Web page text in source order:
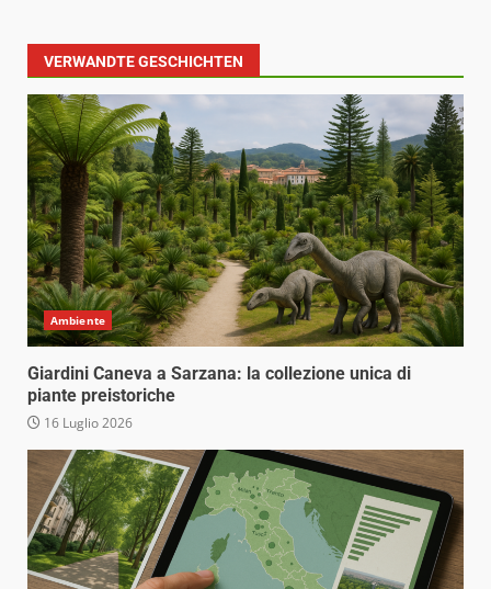
VERWANDTE GESCHICHTEN
Ambiente
Giardini Caneva a Sarzana: la collezione unica di
piante preistoriche
16 Luglio 2026